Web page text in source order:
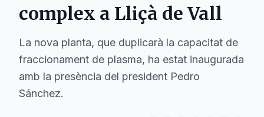
complex a Lliçà de Vall
La nova planta, que duplicarà la capacitat de
fraccionament de plasma, ha estat inaugurada
amb la presència del president Pedro
Sánchez.